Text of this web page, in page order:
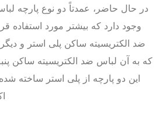
در حال حاضر، عمدتاً دو نوع پارچه
وجود دارد که بیشتر مورد استفاده
ضد الکتریسیته ساکن پلی استر و